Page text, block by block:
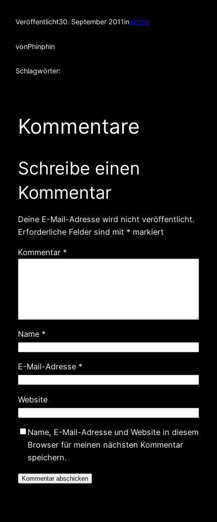
Veröffentlicht30. September 2011inArchiv
vonPhinphin
Schlagwörter:
Kommentare
Schreibe einen
Kommentar
Deine E-Mail-Adresse wird nicht veröffentlicht.
Erforderliche Felder sind mit * markiert
Kommentar *
Name *
E-Mail-Adresse *
Website
Name, E-Mail-Adresse und Website in diesem
Browser für meinen nächsten Kommentar
speichern.